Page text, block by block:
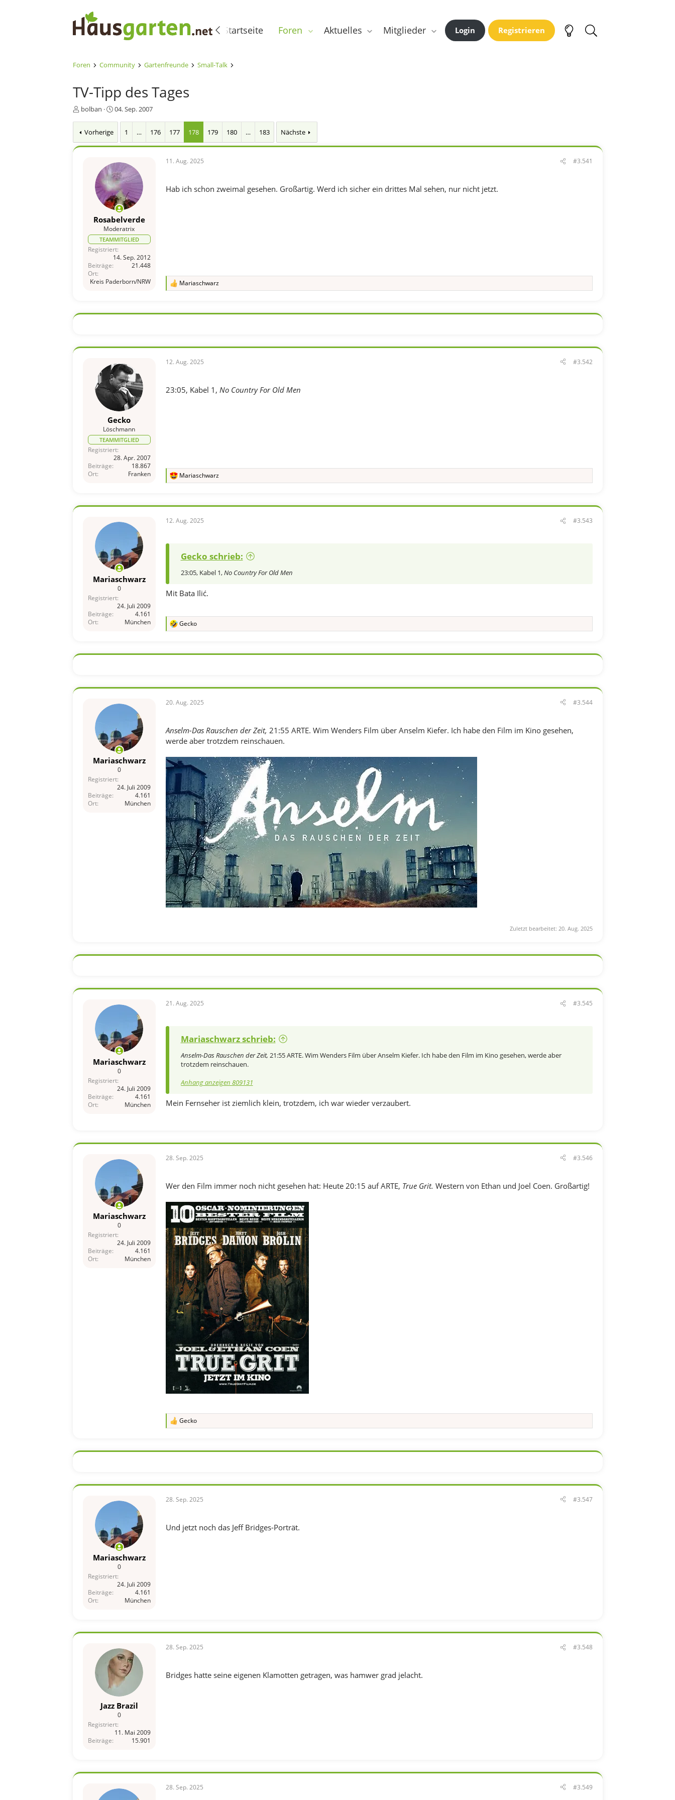
Startseite Foren Aktuelles Mitglieder Login Registrieren
Foren Community Gartenfreunde Small-Talk
TV-Tipp des Tages
E
t
e
bolban
E
e
l
t
a
m
04. Sep. 2007
Vorherige 1 … 176 177 178 179 180 … 183 Nächste
Rosabelverde
Moderatrix
TEAMMITGLIED
Registriert
14. Sep. 2012
Beiträge
21.448
Ort
Kreis Paderborn/NRW
11. Aug. 2025 #3.541
Hab ich schon zweimal gesehen. Großartig. Werd ich sicher ein drittes Mal sehen, nur nicht jetzt.
R
e
n
:
Mariaschwarz
Gecko
Löschmann
TEAMMITGLIED
Registriert
28. Apr. 2007
Beiträge
18.867
Ort
Franken
12. Aug. 2025 #3.542
23:05, Kabel 1, No Country For Old Men
R
i
e
Mariaschwarz
Mariaschwarz
0
Registriert
24. Juli 2009
Beiträge
4.161
Ort
München
12. Aug. 2025 #3.543
Gecko schrieb:
23:05, Kabel 1,No Country For Old Men
Mit Bata Ilić.
R
e
n
:
Gecko
Mariaschwarz
0
Registriert
24. Juli 2009
Beiträge
4.161
Ort
München
20. Aug. 2025 #3.544
Anselm-Das Rauschen der Zeit, 21:55 ARTE. Wim Wenders Film über Anselm Kiefer. Ich habe den Film im Kino gesehen,
werde aber trotzdem reinschauen.
Zuletzt bearbeitet: 20. Aug. 2025
Mariaschwarz
0
Registriert
24. Juli 2009
Beiträge
4.161
Ort
München
21. Aug. 2025 #3.545
Mariaschwarz schrieb:
Anselm-Das Rauschen der Zeit, 21:55 ARTE. Wim Wenders Film über Anselm Kiefer. Ich habe den Film im Kino gesehen, werde aber
trotzdem reinschauen.
Anhang anzeigen 809131
Mein Fernseher ist ziemlich klein, trotzdem, ich war wieder verzaubert.
Mariaschwarz
0
Registriert
24. Juli 2009
Beiträge
4.161
Ort
München
28. Sep. 2025 #3.546
Wer den Film immer noch nicht gesehen hat: Heute 20:15 auf ARTE, True Grit. Western von Ethan und Joel Coen. Großartig!
R
e
n
:
Gecko
Mariaschwarz
0
Registriert
24. Juli 2009
Beiträge
4.161
Ort
München
28. Sep. 2025 #3.547
Und jetzt noch das Jeff Bridges-Porträt.
Jazz Brazil
0
Registriert
11. Mai 2009
Beiträge
15.901
28. Sep. 2025 #3.548
Bridges hatte seine eigenen Klamotten getragen, was hamwer grad jelacht.
28. Sep. 2025 #3.549